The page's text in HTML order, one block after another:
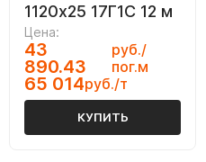
1120х25 17Г1С 12 м
Цена:
43
890.43
руб./
пог.м
65 014руб./т
КУПИТЬ